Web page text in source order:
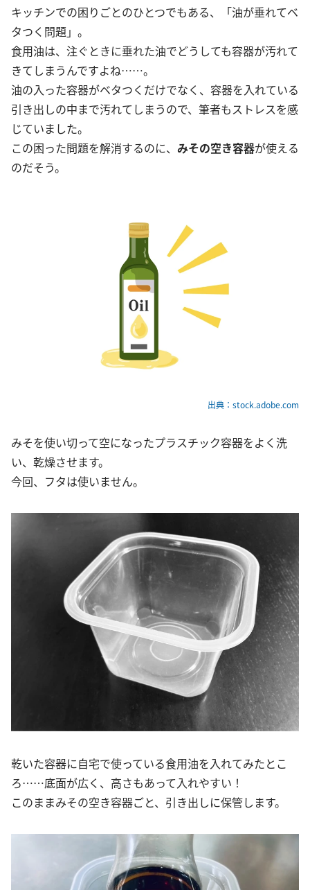
キッチンでの困りごとのひとつでもある、「油が垂れてベ
タつく問題」。
食用油は、注ぐときに垂れた油でどうしても容器が汚れて
きてしまうんですよね……。
油の入った容器がベタつくだけでなく、容器を入れている
引き出しの中まで汚れてしまうので、筆者もストレスを感
じていました。
この困った問題を解消するのに、 みその空き容器が使える
のだそう。
出典：stock.adobe.com
みそを使い切って空になったプラスチック容器をよく洗
い、乾燥させます。
今回、フタは使いません。
乾いた容器に自宅で使っている食用油を入れてみたとこ
ろ……底面が広く、高さもあって入れやすい！
このままみその空き容器ごと、引き出しに保管します。